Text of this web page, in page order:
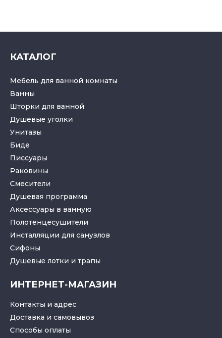
КАТАЛОГ
Мебель для ванной комнаты
Ванны
Шторки для ванной
Душевые уголки
Унитазы
Биде
Писсуары
Раковины
Смесители
Душевая программа
Аксессуары в ванную
Полотенцесушители
Инсталляции для санузлов
Cифоны
Душевые лотки и трапы
ИНТЕРНЕТ-МАГАЗИН
Контакты и адрес
Доставка и самовывоз
Способы оплаты